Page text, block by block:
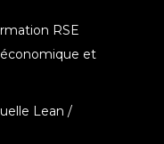
RSE
et
Lean /